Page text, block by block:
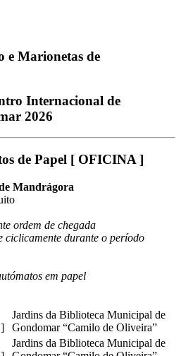
e Marionetas de
Internacional de
2026
de Papel [ OFICINA ]
Mandrágora
ordem de chegada
ciclicamente durante o período
em papel
Jardins da Biblioteca Municipal de
Gondomar “Camilo de Oliveira”
Jardins da Biblioteca Municipal de